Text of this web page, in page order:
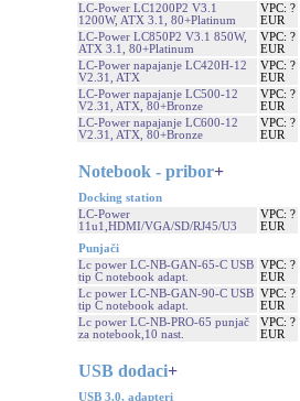
LC-Power LC1200P2 V3.1
1200W, ATX 3.1, 80+Platinum
VPC: ?
EUR
LC-Power LC850P2 V3.1 850W,
ATX 3.1, 80+Platinum
VPC: ?
EUR
LC-Power napajanje LC420H-12
V2.31, ATX
VPC: ?
EUR
LC-Power napajanje LC500-12
V2.31, ATX, 80+Bronze
VPC: ?
EUR
LC-Power napajanje LC600-12
V2.31, ATX, 80+Bronze
VPC: ?
EUR
Notebook - pribor+
Docking station
LC-Power
11u1,HDMI/VGA/SD/RJ45/U3
VPC: ?
EUR
Punjači
Lc power LC-NB-GAN-65-C USB
tip C notebook adapt.
VPC: ?
EUR
Lc power LC-NB-GAN-90-C USB
tip C notebook adapt.
VPC: ?
EUR
Lc power LC-NB-PRO-65 punjač
za notebook,10 nast.
VPC: ?
EUR
USB dodaci+
USB 3.0, adapteri